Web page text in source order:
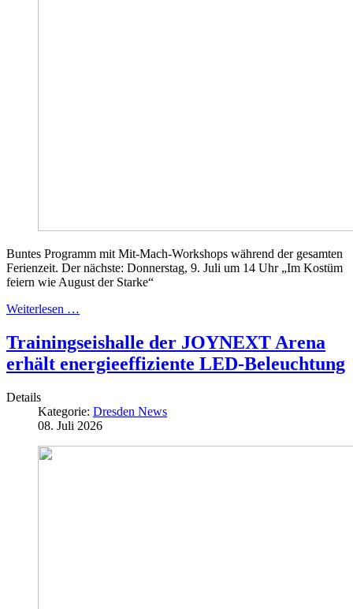
Buntes Programm mit Mit-Mach-Workshops während der gesamten
Ferienzeit. Der nächste: Donnerstag, 9. Juli um 14 Uhr „Im Kostüm
feiern wie August der Starke“
Weiterlesen …
Trainingseishalle der JOYNEXT Arena
erhält energieeffiziente LED-Beleuchtung
Details
Kategorie: Dresden News
08. Juli 2026